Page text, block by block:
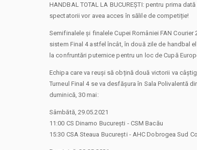
HANDBAL TOTAL LA BUCUREȘTI: pentru prima
spectatorii vor avea acces în sălile de competiție!
Semifinalele și finalele Cupei României FAN
sistem Final 4 astfel încât, în două zile de handbal
la confruntări puternice pentru un loc de Cupă
Echipa care va reuși să obțină două victorii va
Turneul Final 4 se va desfășura în Sala Polivalentă
duminică, 30 mai:
Sâmbătă, 29.05.2021
11:00 CS Dinamo București - CSM Bacău
15:30 CSA Steaua București - AHC Dobrogea Sud